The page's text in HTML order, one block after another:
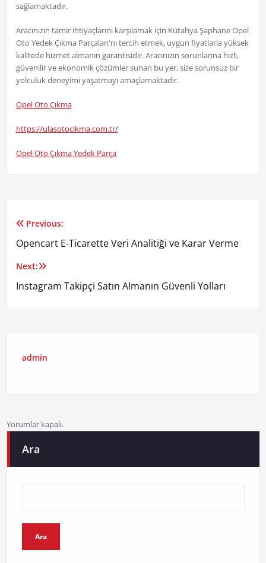
sağlamaktadır.
Aracınızın tamir ihtiyaçlarını karşılamak için Kütahya Şaphane Opel
Oto Yedek Çıkma Parçaları'nı tercih etmek, uygun fiyatlarla yüksek
kalitede hizmet almanın garantisidir. Aracınızın sorunlarına hızlı,
güvenilir ve ekonomik çözümler sunan bu yer, size sorunsuz bir
yolculuk deneyimi yaşatmayı amaçlamaktadır.
Opel Oto Çıkma
https://ulasotocikma.com.tr/
Opel Oto Çıkma Yedek Parça
Yazı
gezinmesi
Previous:
Opencart E-Ticarette Veri Analitiği ve Karar Verme
Next:
Instagram Takipçi Satın Almanın Güvenli Yolları
admin
Yorumlar kapalı.
Ara
Ara